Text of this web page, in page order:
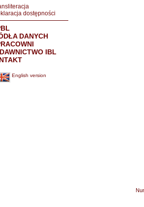
dostępności
DANYCH
IBL
English version